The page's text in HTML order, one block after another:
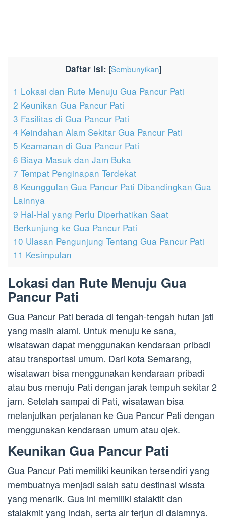
Daftar Isi: [Sembunyikan]
1 Lokasi dan Rute Menuju Gua Pancur Pati
2 Keunikan Gua Pancur Pati
3 Fasilitas di Gua Pancur Pati
4 Keindahan Alam Sekitar Gua Pancur Pati
5 Keamanan di Gua Pancur Pati
6 Biaya Masuk dan Jam Buka
7 Tempat Penginapan Terdekat
8 Keunggulan Gua Pancur Pati Dibandingkan Gua
Lainnya
9 Hal-Hal yang Perlu Diperhatikan Saat
Berkunjung ke Gua Pancur Pati
10 Ulasan Pengunjung Tentang Gua Pancur Pati
11 Kesimpulan
Lokasi dan Rute Menuju Gua
Pancur Pati
Gua Pancur Pati berada di tengah-tengah hutan jati
yang masih alami. Untuk menuju ke sana,
wisatawan dapat menggunakan kendaraan pribadi
atau transportasi umum. Dari kota Semarang,
wisatawan bisa menggunakan kendaraan pribadi
atau bus menuju Pati dengan jarak tempuh sekitar 2
jam. Setelah sampai di Pati, wisatawan bisa
melanjutkan perjalanan ke Gua Pancur Pati dengan
menggunakan kendaraan umum atau ojek.
Keunikan Gua Pancur Pati
Gua Pancur Pati memiliki keunikan tersendiri yang
membuatnya menjadi salah satu destinasi wisata
yang menarik. Gua ini memiliki stalaktit dan
stalakmit yang indah, serta air terjun di dalamnya.